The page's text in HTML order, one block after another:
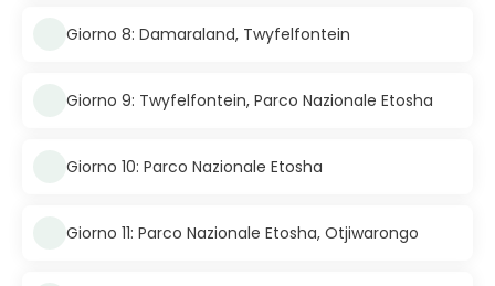
Giorno 8: Damaraland, Twyfelfontein
Giorno 9: Twyfelfontein, Parco Nazionale Etosha
Giorno 10: Parco Nazionale Etosha
Giorno 11: Parco Nazionale Etosha, Otjiwarongo